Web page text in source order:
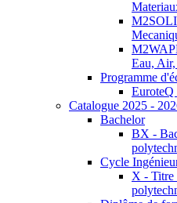
Eau,
Programme
Catalogue 2025 -
Bachelor
BX -
Cycle
X - Titre